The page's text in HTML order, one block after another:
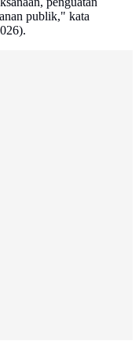
publik," kata